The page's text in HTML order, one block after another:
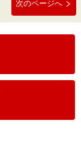
次のページへ